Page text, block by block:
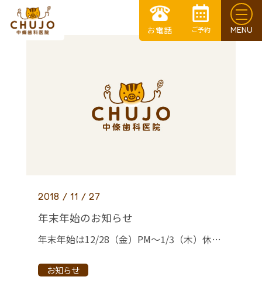
2018 / 11 / 27
年末年始のお知らせ
年末年始は12/28（金）PM～1/3（木）休診致します。 12/28（金）は12：00までの診療です。 よろしくお願い致します。
お知らせ